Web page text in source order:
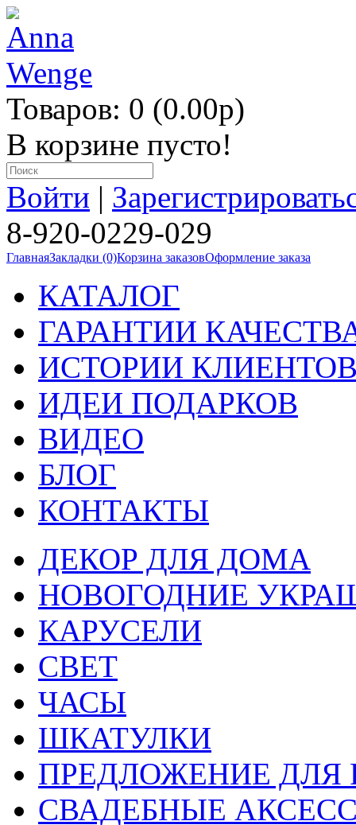
Товаров: 0 (0.00p)
В корзине пусто!
Войти |
8-920-0229-029
ГлавнаяЗакладки (0)Корзина заказовОформление заказа
КАТАЛОГ
ГАРАНТИИ
ИСТОРИИ
ИДЕИ ПОДАРКОВ
ВИДЕО
БЛОГ
КОНТАКТЫ
ДЕКОР ДЛЯ ДОМА
НОВОГОДНИЕ
КАРУСЕЛИ
СВЕТ
ЧАСЫ
ШКАТУЛКИ
ПРЕДЛОЖЕНИЕ ДЛЯ
СВАДЕБНЫЕ